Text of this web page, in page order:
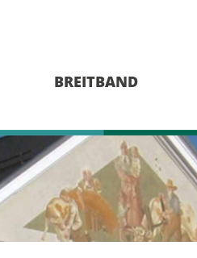
BREITBAND